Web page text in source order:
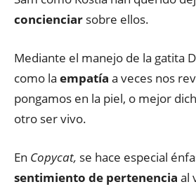
concienciar sobre ellos.
Mediante el manejo de la gatita
como la empatía a veces nos
pongamos en la piel, o mejor
otro ser vivo.
En Copycat, se hace especial
sentimiento de pertenencia al